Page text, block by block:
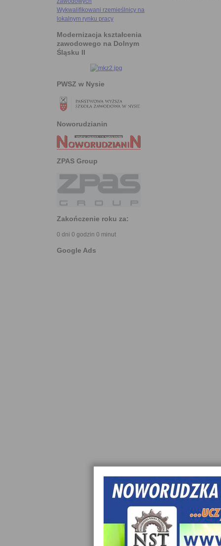
Wykwalifikowani rzemieślnicy na
lokalnym rynku pracy
Modernizacja kształcenia
zawodowego na Dolnym
Śląsku II
PWSZ w Nysie
Noworudzianin
ZPAS Group
Zakończenie roku za:
0 dni 0 godzin 0 minut
Google Ads